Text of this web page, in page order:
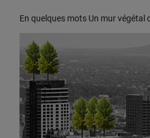
En quelques mots Un mur